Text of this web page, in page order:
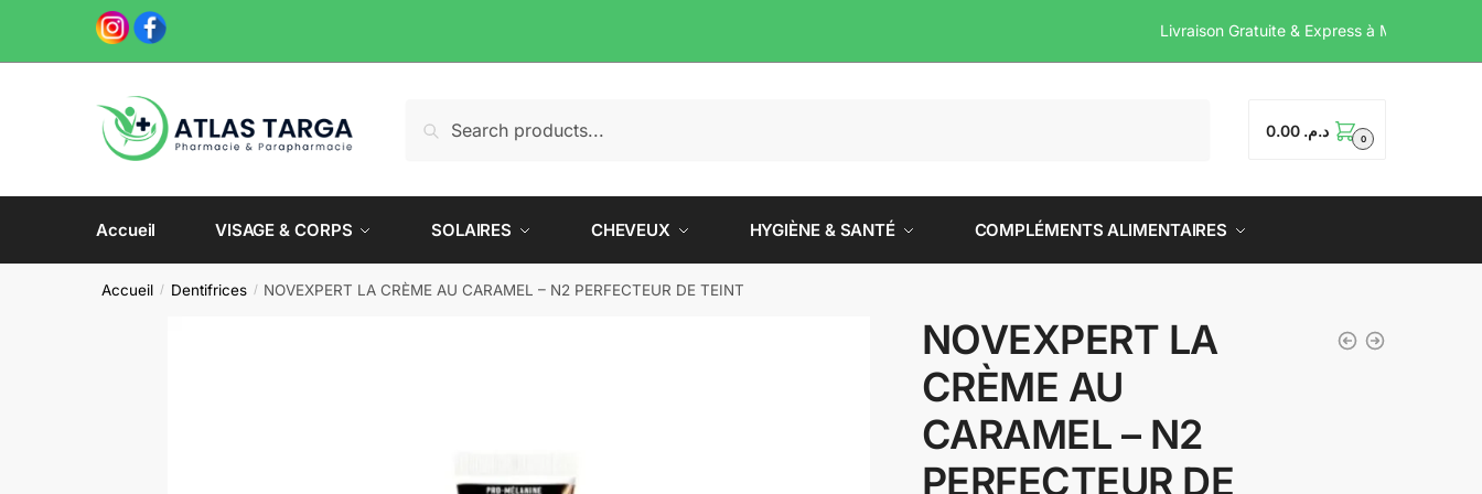
navigation
content
Livraison Gratuite &
pour :
د.م. 0.00 0
Accueil VISAGE & CORPS SOLAIRES CHEVEUX HYGIÈNE & SANTÉ COMPLÉMENTS ALIMENTAIRES
Accueil / Dentifrices / NOVEXPERT LA CRÈME AU CARAMEL – N2 PERFECTEUR DE TEINT
NOVEXPERT LA
CRÈME AU
CARAMEL – N2
PERFECTEUR DE